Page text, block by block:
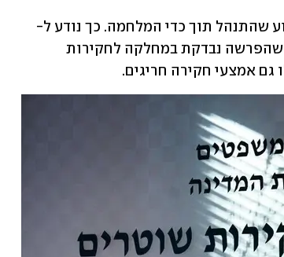
שהתנהל תוך כדי המלחמה. כך נודע ל-
אמצעי חקירה חריגים.